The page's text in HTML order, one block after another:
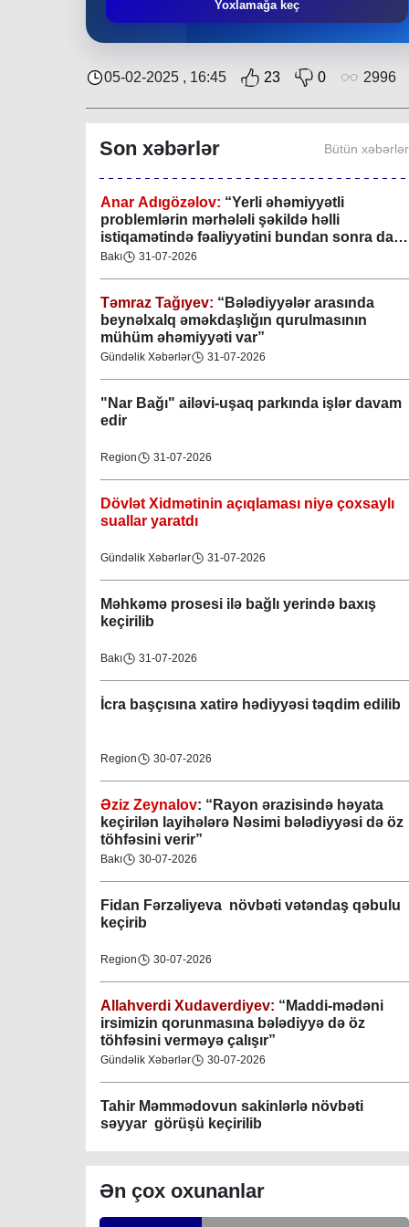
Yoxlamağa keç
05-02-2025 , 16:45 23 0 2996
Son xəbərlər Bütün xəbərlər
keçirilib
Gündəlik Xəbərlər 04-08-2026
Anar Adıgözəlov: “Yerli əhəmiyyətli
problemlərin mərhələli şəkildə həlli
istiqamətində fəaliyyətini bundan sonra da
davam etdirəcəkdir
Bakı 31-07-2026
Təmraz Tağıyev: “Bələdiyyələr arasında
beynəlxalq əməkdaşlığın qurulmasının
mühüm əhəmiyyəti var”
Gündəlik Xəbərlər 31-07-2026
"Nar Bağı" ailəvi-uşaq parkında işlər davam
edir
Region 31-07-2026
Dövlət Xidmətinin açıqlaması niyə çoxsaylı
suallar yaratdı
Gündəlik Xəbərlər 31-07-2026
Məhkəmə prosesi ilə bağlı yerində baxış
keçirilib
Bakı 31-07-2026
İcra başçısına xatirə hədiyyəsi təqdim edilib
Region 30-07-2026
Əziz Zeynalov: “Rayon ərazisində həyata
keçirilən layihələrə Nəsimi bələdiyyəsi də öz
töhfəsini verir”
Bakı 30-07-2026
Fidan Fərzəliyeva növbəti vətəndaş qəbulu
keçirib
Region 30-07-2026
Allahverdi Xudaverdiyev: “Maddi-mədəni
irsimizin qorunmasına bələdiyyə də öz
töhfəsini verməyə çalışır”
Gündəlik Xəbərlər 30-07-2026
Tahir Məmmədovun sakinlərlə növbəti
səyyar görüşü keçirilib
Elşad Vəliyev:
təmin olunması və fövqəladə hallara operativ
Ən çox oxunanlar
Gəncə şəhəri Nizami bələdiyyəsi
08-04-2023
M.Ə.Rəsuzladə bələdiyyəsi
07-04-2023
Xətai bələdiyyəsi
07-04-2023
Mingəçevir bələdiyyəsi
06-04-2023
Nəsimi bələdiyyəsi
06-04-2023
Nərimanov bələdiyyəsi
06-04-2023